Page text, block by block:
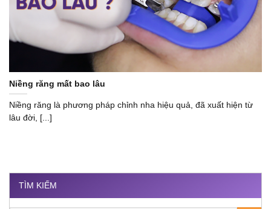
Niềng răng mất bao lâu
Niềng răng là phương pháp chỉnh nha hiệu quả, đã xuất hiện từ
lâu đời, [...]
TÌM KIẾM